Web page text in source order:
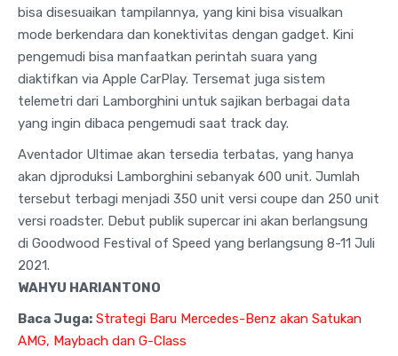
bisa disesuaikan tampilannya, yang kini bisa visualkan
mode berkendara dan konektivitas dengan gadget. Kini
pengemudi bisa manfaatkan perintah suara yang
diaktifkan via Apple CarPlay. Tersemat juga sistem
telemetri dari Lamborghini untuk sajikan berbagai data
yang ingin dibaca pengemudi saat track day.
Aventador Ultimae akan tersedia terbatas, yang hanya
akan djproduksi Lamborghini sebanyak 600 unit. Jumlah
tersebut terbagi menjadi 350 unit versi coupe dan 250 unit
versi roadster. Debut publik supercar ini akan berlangsung
di Goodwood Festival of Speed yang berlangsung 8-11 Juli
2021.
WAHYU HARIANTONO
Baca Juga: Strategi Baru Mercedes-Benz akan Satukan
AMG, Maybach dan G-Class